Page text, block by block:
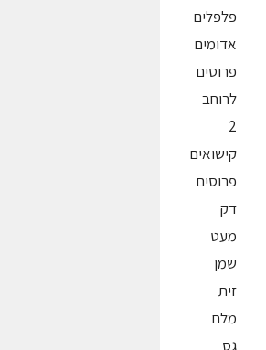
פלפלים
אדומים
פרוסים
לרוחב
2
קישואים
פרוסים
דק
מעט
שמן
זית
מלח
גס